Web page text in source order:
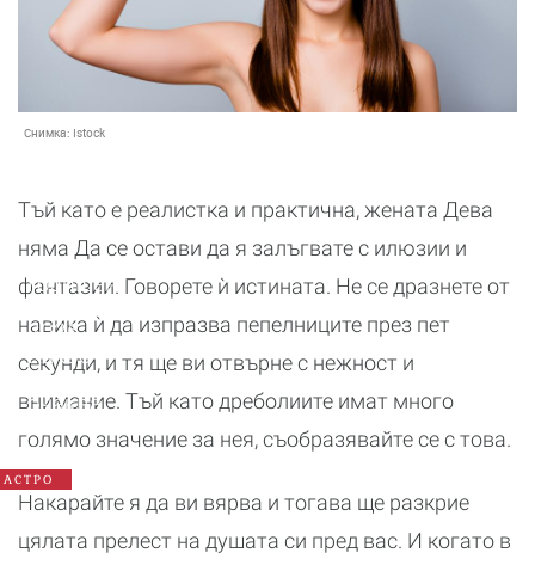
Снимка: Istock
Тъй като е реалистка и практична, жената Дева
няма Да се остави да я залъгвате с илюзии и
фантазии. Говорете ѝ истината. Не се дразнете от
навика ѝ да изпразва пепелниците през пет
секунди, и тя ще ви отвърне с нежност и
внимание. Тъй като дреболиите имат много
голямо значение за нея, съобразявайте се с това.
Годишен
2026:
Какво
да
очаква
зодия
АСТРО
Накарайте я да ви вярва и тогава ще разкрие
цялата прелест на душата си пред вас. И когато в